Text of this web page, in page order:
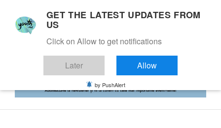
GET THE LATEST UPDATES FROM
US
Click on Allow to get notifications
Later Allow
by PushAlert